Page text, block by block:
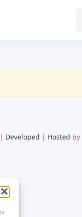
| Developed | Hosted by